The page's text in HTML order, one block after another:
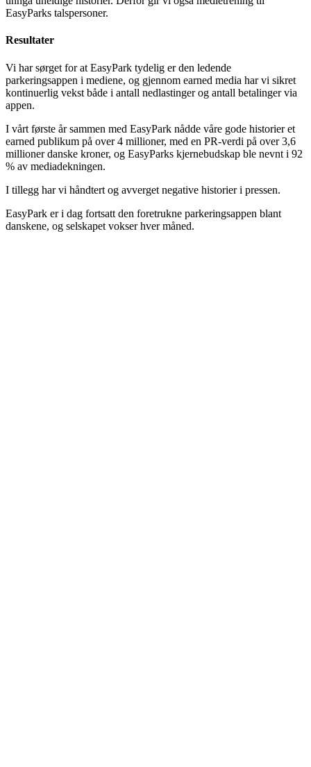
EasyParks talspersoner.
Resultater
Vi har sørget for at EasyPark tydelig er den ledende
parkeringsappen i mediene, og gjennom earned media har vi sikret
kontinuerlig vekst både i antall nedlastinger og antall betalinger via
appen.
I vårt første år sammen med EasyPark nådde våre gode historier et
earned publikum på over 4 millioner, med en PR-verdi på over 3,6
millioner danske kroner, og EasyParks kjernebudskap ble nevnt i 92
% av mediadekningen.
I tillegg har vi håndtert og avverget negative historier i pressen.
EasyPark er i dag fortsatt den foretrukne parkeringsappen blant
danskene, og selskapet vokser hver måned.